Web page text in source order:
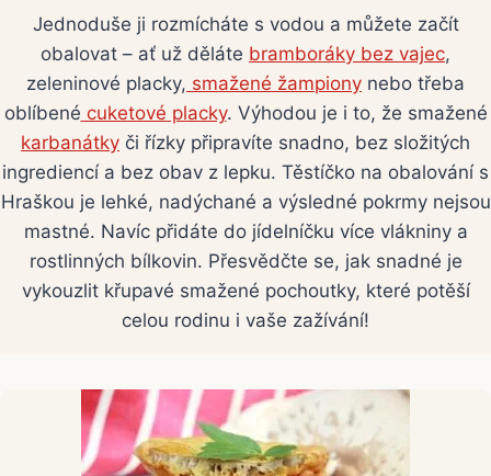
Jednoduše ji rozmícháte s vodou a můžete začít
obalovat – ať už děláte bramboráky bez vajec,
zeleninové placky, smažené žampiony nebo třeba
oblíbené cuketové placky. Výhodou je i to, že smažené
karbanátky či řízky připravíte snadno, bez složitých
ingrediencí a bez obav z lepku. Těstíčko na obalování s
Hraškou je lehké, nadýchané a výsledné pokrmy nejsou
mastné. Navíc přidáte do jídelníčku více vlákniny a
rostlinných bílkovin. Přesvědčte se, jak snadné je
vykouzlit křupavé smažené pochoutky, které potěší
celou rodinu i vaše zažívání!